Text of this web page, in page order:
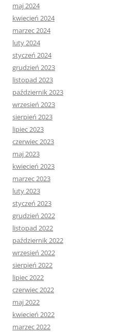
maj 2024
kwiecień 2024
marzec 2024
luty 2024
styczeń 2024
grudzień 2023
listopad 2023
październik 2023
wrzesień 2023
sierpień 2023
lipiec 2023
czerwiec 2023
maj 2023
kwiecień 2023
marzec 2023
luty 2023
styczeń 2023
grudzień 2022
listopad 2022
październik 2022
wrzesień 2022
sierpień 2022
lipiec 2022
czerwiec 2022
maj 2022
kwiecień 2022
marzec 2022